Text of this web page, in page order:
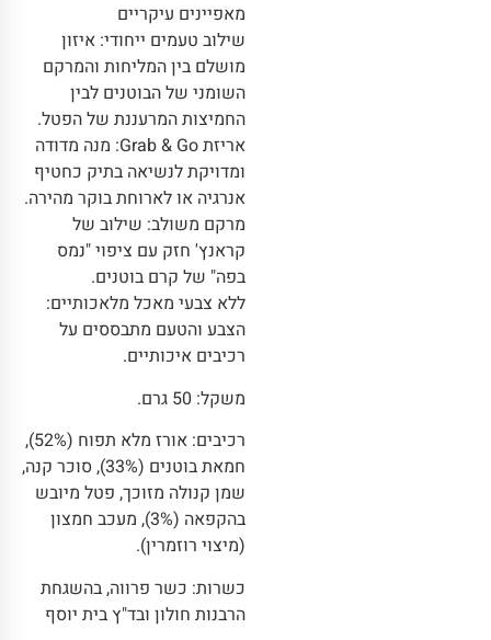
מאפיינים עיקריים
שילוב טעמים ייחודי: איזון
מושלם בין המליחות והמרקם
השומני של הבוטנים לבין
החמיצות המרעננת של הפטל.
אריזת Grab & Go: מנה מדודה
ומדויקת לנשיאה בתיק כחטיף
אנרגיה או לארוחת בוקר מהירה.
מרקם משולב: שילוב של
קראנץ' חזק עם ציפוי "נמס
בפה" של קרם בוטנים.
ללא צבעי מאכל מלאכותיים:
הצבע והטעם מתבססים על
רכיבים איכותיים.
משקל: 50 גרם.
רכיבים: אורז מלא תפוח (52%),
חמאת בוטנים (33%), סוכר קנה,
שמן קנולה מזוכך, פטל מיובש
בהקפאה (3%), מעכב חמצון
(מיצוי רוזמרין).
כשרות: כשר פרווה, בהשגחת
הרבנות חולון ובד"ץ בית יוסף